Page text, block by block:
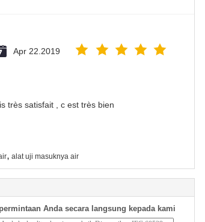
Apr 22.2019
très satisfait , c est très bien
, alat uji masuknya air
Anda secara langsung kepada kami